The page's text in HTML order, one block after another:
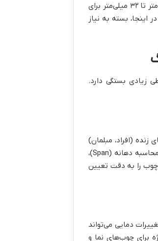
MDF و تخته سه‌لا، پایه‌های مناسبی برای روکش‌کاری هستند و با ضخامت‌های متنوع از ۶ میلی‌متر تا ۳۲ میلی‌متر برای
بسته به نیاز
زیادی بستگی دارد.
(افراد، مبلمان)
حیاتی است. بارهای محیطی مانند برف، باد و زلزله نیز تأثیر بسزایی بر انتخاب ضخامت دارند. محاسبه دهانه (Span)،
چوب را به دقت تعیین
دمایی می‌تواند
برای چوب‌های نما و